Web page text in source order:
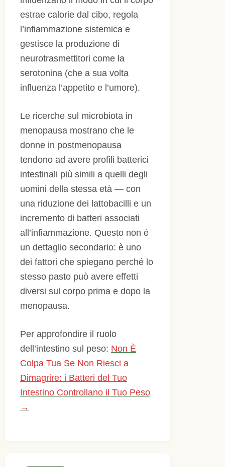
estrae calorie dal cibo, regola
l’infiammazione sistemica e
gestisce la produzione di
neurotrasmettitori come la
serotonina (che a sua volta
influenza l’appetito e l’umore).
Le ricerche sul microbiota in
menopausa mostrano che le
donne in postmenopausa
tendono ad avere profili batterici
intestinali più simili a quelli degli
uomini della stessa età — con
una riduzione dei lattobacilli e un
incremento di batteri associati
all’infiammazione. Questo non è
un dettaglio secondario: è uno
dei fattori che spiegano perché lo
stesso pasto può avere effetti
diversi sul corpo prima e dopo la
menopausa.
Per approfondire il ruolo
dell’intestino sul peso: Non È
Colpa Tua Se Non Riesci a
Dimagrire: i Batteri del Tuo
Intestino Controllano il Tuo Peso
→